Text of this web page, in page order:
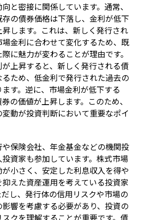
と密接に関係しています。通常、
の債券価格は下落し、金利が低下
します。これは、新しく発行され
金利に合わせて変化するため、既
に魅力が変わることが理由です。
上昇すると、新しく発行される債
ため、低金利で発行された過去の
す。逆に、市場金利が低下する
の価値が上昇します。このため、
動が投資判断において重要なポイ
保険会社、年金基金などの機関投
資家も参加しています。株式市場
小さく、安定した利息収入を得や
えた資産運用を考えている投資家
し、発行体の信用リスクや市場の
響を考慮する必要があり、投資の
クを理解することが重要です。債